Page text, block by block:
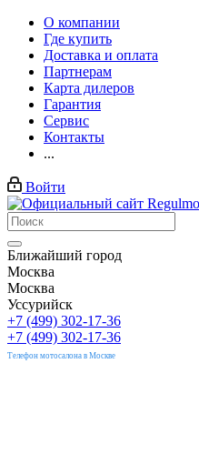
О компании
Где купить
Доставка и оплата
Партнерам
Карта дилеров
Гарантия
Сервис
Контакты
...
Войти
Ближайший город
Москва
Москва
Уссурийск
+7 (499) 302-17-36
+7 (499) 302-17-36
Телефон мотосалона в Москве